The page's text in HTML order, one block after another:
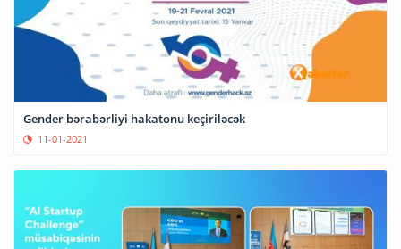
Gender bərabərliyi hakatonu keçiriləcək
11-01-2021